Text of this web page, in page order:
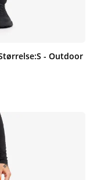
- Outdoor